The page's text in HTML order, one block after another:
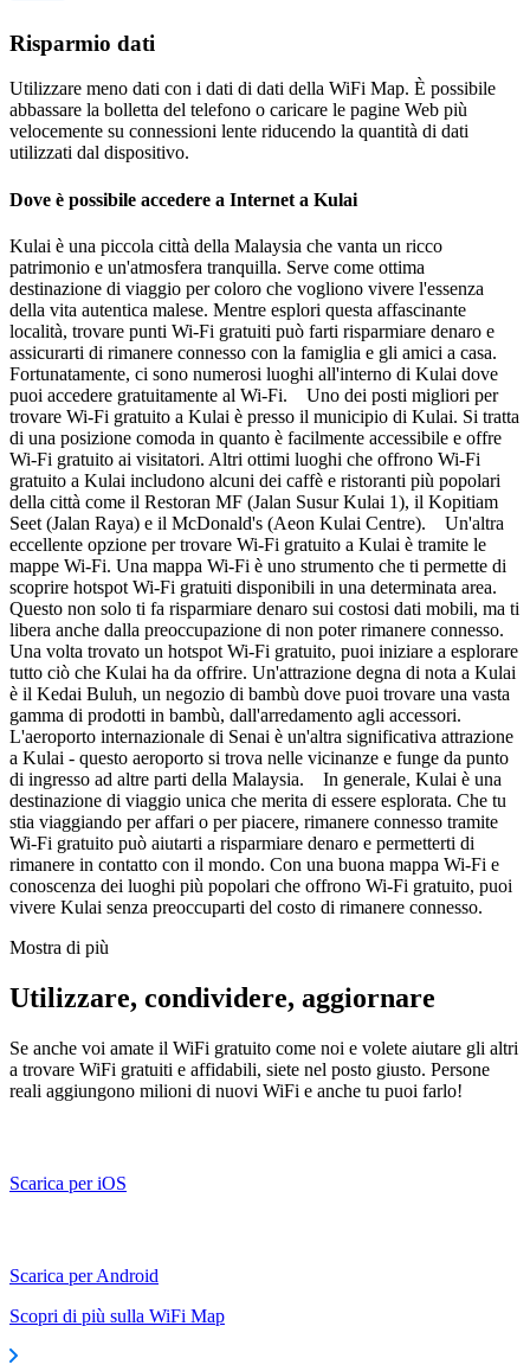
Risparmio dati
Utilizzare meno dati con i dati di dati della WiFi Map. È possibile
abbassare la bolletta del telefono o caricare le pagine Web più
velocemente su connessioni lente riducendo la quantità di dati
utilizzati dal dispositivo.
Dove è possibile accedere a Internet a Kulai
Kulai è una piccola città della Malaysia che vanta un ricco
patrimonio e un'atmosfera tranquilla. Serve come ottima
destinazione di viaggio per coloro che vogliono vivere l'essenza
della vita autentica malese. Mentre esplori questa affascinante
località, trovare punti Wi-Fi gratuiti può farti risparmiare denaro e
assicurarti di rimanere connesso con la famiglia e gli amici a casa.
Fortunatamente, ci sono numerosi luoghi all'interno di Kulai dove
puoi accedere gratuitamente al Wi-Fi. Uno dei posti migliori per
trovare Wi-Fi gratuito a Kulai è presso il municipio di Kulai. Si tratta
di una posizione comoda in quanto è facilmente accessibile e offre
Wi-Fi gratuito ai visitatori. Altri ottimi luoghi che offrono Wi-Fi
gratuito a Kulai includono alcuni dei caffè e ristoranti più popolari
della città come il Restoran MF (Jalan Susur Kulai 1), il Kopitiam
Seet (Jalan Raya) e il McDonald's (Aeon Kulai Centre). Un'altra
eccellente opzione per trovare Wi-Fi gratuito a Kulai è tramite le
mappe Wi-Fi. Una mappa Wi-Fi è uno strumento che ti permette di
scoprire hotspot Wi-Fi gratuiti disponibili in una determinata area.
Questo non solo ti fa risparmiare denaro sui costosi dati mobili, ma ti
libera anche dalla preoccupazione di non poter rimanere connesso.
Una volta trovato un hotspot Wi-Fi gratuito, puoi iniziare a esplorare
tutto ciò che Kulai ha da offrire. Un'attrazione degna di nota a Kulai
è il Kedai Buluh, un negozio di bambù dove puoi trovare una vasta
gamma di prodotti in bambù, dall'arredamento agli accessori.
L'aeroporto internazionale di Senai è un'altra significativa attrazione
a Kulai - questo aeroporto si trova nelle vicinanze e funge da punto
di ingresso ad altre parti della Malaysia. In generale, Kulai è una
destinazione di viaggio unica che merita di essere esplorata. Che tu
stia viaggiando per affari o per piacere, rimanere connesso tramite
Wi-Fi gratuito può aiutarti a risparmiare denaro e permetterti di
rimanere in contatto con il mondo. Con una buona mappa Wi-Fi e
conoscenza dei luoghi più popolari che offrono Wi-Fi gratuito, puoi
vivere Kulai senza preoccuparti del costo di rimanere connesso.
Mostra di più
Utilizzare, condividere, aggiornare
Se anche voi amate il WiFi gratuito come noi e volete aiutare gli altri
a trovare WiFi gratuiti e affidabili, siete nel posto giusto. Persone
reali aggiungono milioni di nuovi WiFi e anche tu puoi farlo!
Scarica per iOS
Scarica per Android
Scopri di più sulla WiFi Map